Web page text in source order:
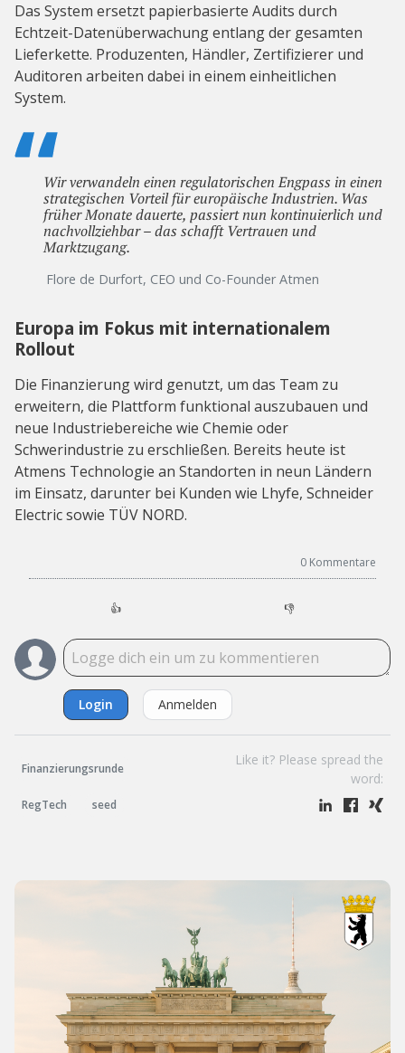
Das System ersetzt papierbasierte Audits durch
Echtzeit-Datenüberwachung entlang der gesamten
Lieferkette. Produzenten, Händler, Zertifizierer und
Auditoren arbeiten dabei in einem einheitlichen
System.
Wir verwandeln einen regulatorischen Engpass in einen
strategischen Vorteil für europäische Industrien. Was
früher Monate dauerte, passiert nun kontinuierlich und
nachvollziehbar – das schafft Vertrauen und
Marktzugang.
Flore de Durfort, CEO und Co-Founder Atmen
Europa im Fokus mit internationalem
Rollout
Die Finanzierung wird genutzt, um das Team zu
erweitern, die Plattform funktional auszubauen und
neue Industriebereiche wie Chemie oder
Schwerindustrie zu erschließen. Bereits heute ist
Atmens Technologie an Standorten in neun Ländern
im Einsatz, darunter bei Kunden wie Lhyfe, Schneider
Electric sowie TÜV NORD.
0 Kommentare
👍 👎
Login Anmelden
Finanzierungsrunde
RegTech seed
Like it? Please spread the
word: